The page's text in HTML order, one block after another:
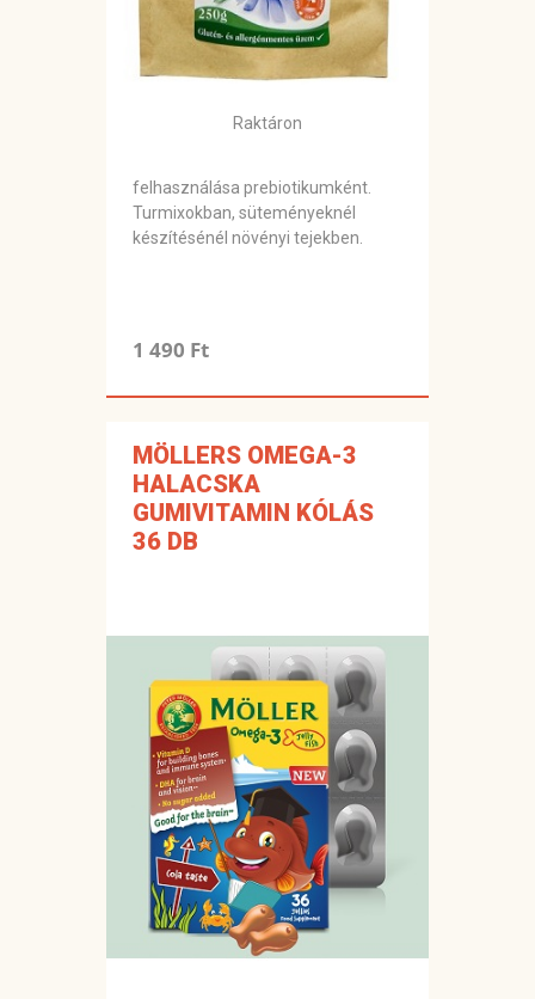
Raktáron
felhasználása prebiotikumként.
Turmixokban, süteményeknél
készítésénél növényi tejekben.
1 490 Ft
MÖLLERS OMEGA-3
HALACSKA
GUMIVITAMIN KÓLÁS
36 DB